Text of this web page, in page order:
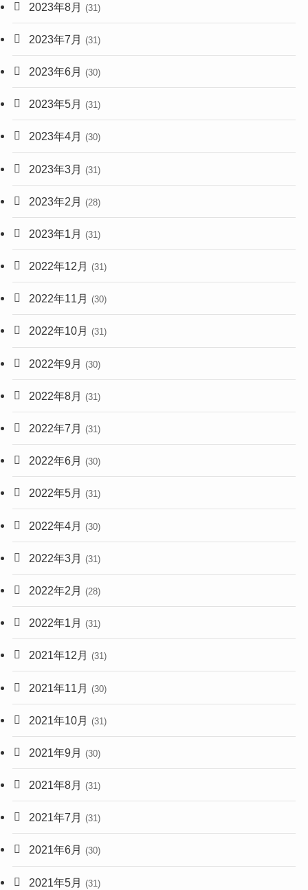
2023年8月 (31)
2023年7月 (31)
2023年6月 (30)
2023年5月 (31)
2023年4月 (30)
2023年3月 (31)
2023年2月 (28)
2023年1月 (31)
2022年12月 (31)
2022年11月 (30)
2022年10月 (31)
2022年9月 (30)
2022年8月 (31)
2022年7月 (31)
2022年6月 (30)
2022年5月 (31)
2022年4月 (30)
2022年3月 (31)
2022年2月 (28)
2022年1月 (31)
2021年12月 (31)
2021年11月 (30)
2021年10月 (31)
2021年9月 (30)
2021年8月 (31)
2021年7月 (31)
2021年6月 (30)
2021年5月 (31)